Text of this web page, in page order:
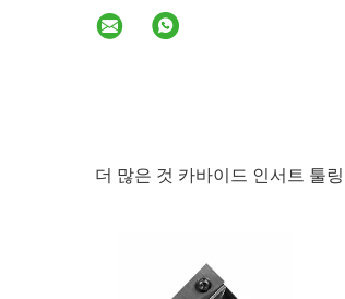
더 많은 것 카바이드 인서트 툴링